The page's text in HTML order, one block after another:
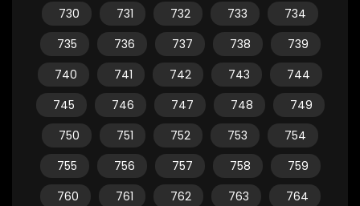
730
731 732 733
734
735
736 737 738
739
740
741 742 743
744
745
746 747 748
749
750
751 752 753
754
755
756 757 758
759
760
761 762 763
764